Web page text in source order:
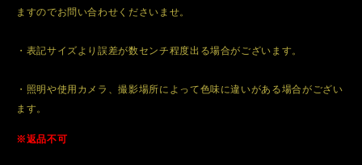
ますのでお問い合わせくださいませ。
・表記サイズより誤差が数センチ程度出る場合がございます。
・照明や使用カメラ、撮影場所によって色味に違いがある場合がござい
ます。
※返品不可